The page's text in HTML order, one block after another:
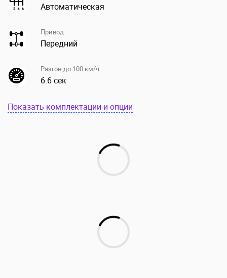
Автоматическая
Привод
Передний
Разгон до 100 км/ч
6.6 сек
Показать комплектации и опции